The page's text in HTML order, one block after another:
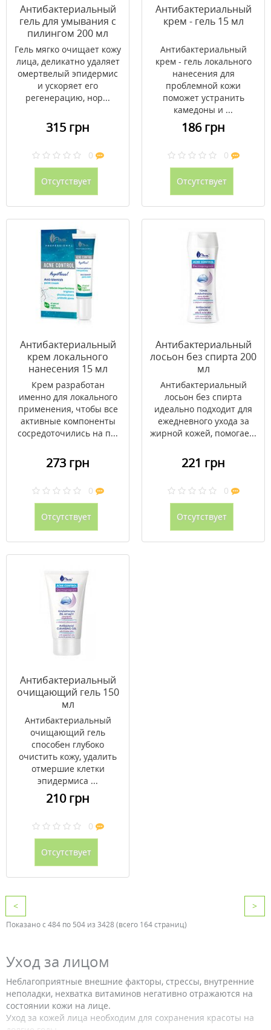
Антибактериальный
гель для умывания с
пилингом 200 мл
Гель мягко очищает кожу
лица, деликатно удаляет
омертвелый эпидермис
и ускоряет его
регенерацию, нор...
315 грн
0
Отсутствует
Антибактериальный
крем - гель 15 мл
Антибактериальный
крем - гель локального
нанесения для
проблемной кожи
поможет устранить
камедоны и ...
186 грн
0
Отсутствует
Антибактериальный
крем локального
нанесения 15 мл
Крем разработан
именно для локального
применения, чтобы все
активные компоненты
сосредоточились на п...
273 грн
0
Отсутствует
Антибактериальный
лосьон без спирта 200
мл
Антибактериальный
лосьон без спирта
идеально подходит для
ежедневного ухода за
жирной кожей, помогае...
221 грн
0
Отсутствует
Антибактериальный
очищающий гель 150
мл
Антибактериальный
очищающий гель
способен глубоко
очистить кожу, удалить
отмершие клетки
эпидермиса ...
210 грн
0
Отсутствует
< >
Показано с 484 по 504 из 3428 (всего 164 страниц)
Уход за лицом
Неблагоприятные внешние факторы, стрессы, внутренние
неполадки, нехватка витаминов негативно отражаются на
состоянии кожи на лице.
Уход за кожей лица необходим для сохранения красоты на